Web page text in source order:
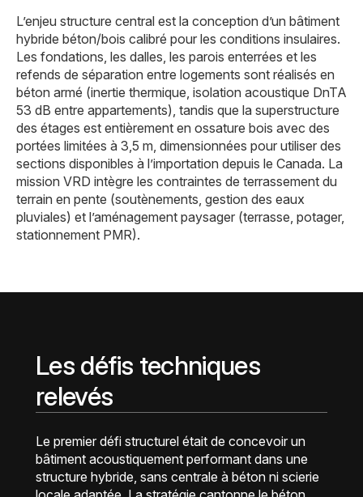
L’enjeu structure central est la conception d’un bâtiment
hybride béton/bois calibré pour les conditions insulaires.
Les fondations, les dalles, les parois enterrées et les
refends de séparation entre logements sont réalisés en
béton armé (inertie thermique, isolation acoustique DnTA
53 dB entre appartements), tandis que la superstructure
des étages est entièrement en ossature bois avec des
portées limitées à 3,5 m, dimensionnées pour utiliser des
sections disponibles à l’importation depuis le Canada. La
mission VRD intègre les contraintes de terrassement du
terrain en pente (soutènements, gestion des eaux
pluviales) et l’aménagement paysager (terrasse, potager,
stationnement PMR).
Les défis techniques
relevés
Le premier défi structurel était de concevoir un
bâtiment acoustiquement performant dans une
structure hybride, sans centrale à béton ni scierie